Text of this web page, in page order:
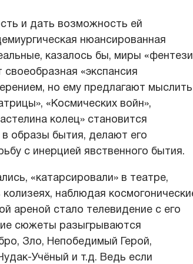
и дать возможность ей
нюансированная
казалось бы, миры
«экспансия
но ему предлагают мыслить
«Космических войн»,
колец» становится
образы бытия, делают его
с инерцией явственного бытия.
«катарсировали» в театре,
наблюдая
ареной стало телевидение с его
сюжеты разыгрываются
Зло, Непобедимый Герой,
Учёный и т.д. Ведь если